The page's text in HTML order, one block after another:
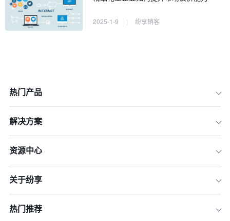
2025-1-9 | 纷享销客
热门产品
解决方案
资源中心
关于纷享
热门推荐